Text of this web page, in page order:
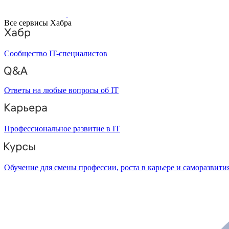
Все сервисы Хабра
Сообщество IT-специалистов
Ответы на любые вопросы об IT
Профессиональное развитие в IT
Обучение для смены профессии, роста в карьере и